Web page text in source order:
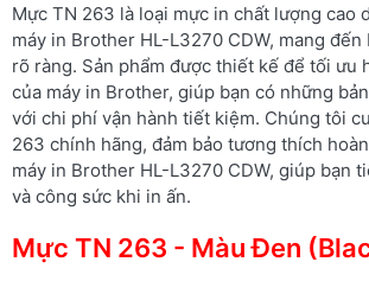
Mực TN 263 là loại mực in chất lượng cao
máy in Brother HL-L3270 CDW, mang đến
rõ ràng. Sản phẩm được thiết kế để tối ưu
của máy in Brother, giúp bạn có những
với chi phí vận hành tiết kiệm. Chúng tôi
263 chính hãng, đảm bảo tương thích
máy in Brother HL-L3270 CDW, giúp bạn
và công sức khi in ấn.
Mực TN 263 - Màu Đen